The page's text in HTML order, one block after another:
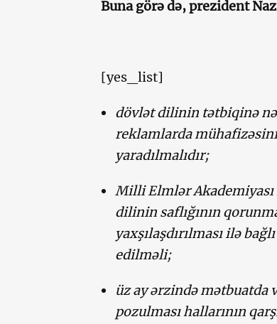
Buna görə də, prezident
[yes_list]
dövlət dilinin tətbiqinə
reklamlarda
yaradılmalıdır;
Milli Elmlər
dilinin saflığının
yaxşılaşdırılması ilə
edilməli;
üz ay ərzində mətbuatda
pozulması hallarının